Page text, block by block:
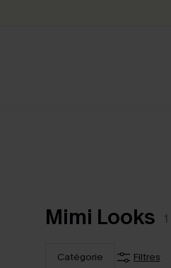
Mimi Looks 1
Catégorie Filtres